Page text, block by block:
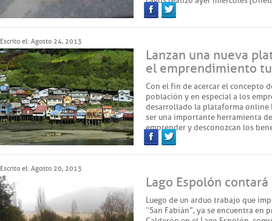
FacebookTwitter
Escrito el: Agosto 24, 2013
Lanzan una nueva
el emprendimiento
Con el fin de acercar el concepto
población y en especial a los
desarrollado la plataforma online
ser una importante herramienta
emprender y desconozcan los
FacebookTwitter
Escrito el: Agosto 20, 2013
Lago Espolón
Luego de un arduo trabajo que
“San Fabián”, ya se encuentra en